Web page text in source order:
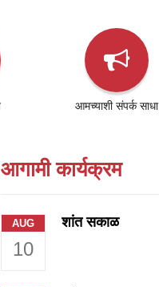
आमच्याशी संपर्क साधा
आगामी कार्यक्रम
AUG
10
शांत सकाळ